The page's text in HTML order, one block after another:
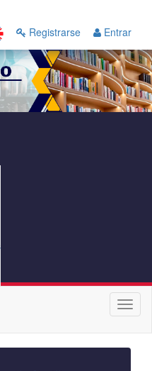
Registrarse Entrar